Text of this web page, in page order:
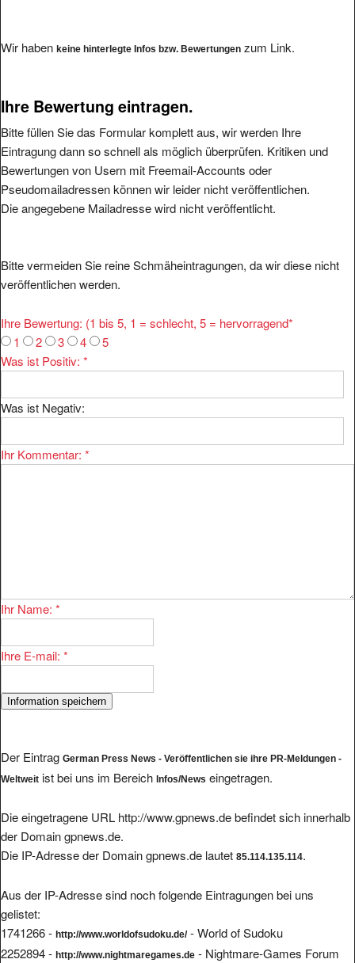
Wir haben keine hinterlegte Infos bzw. Bewertungen zum Link.
Ihre Bewertung eintragen.
Bitte füllen Sie das Formular komplett aus, wir werden Ihre
Eintragung dann so schnell als möglich überprüfen. Kritiken und
Bewertungen von Usern mit Freemail-Accounts oder
Pseudomailadressen können wir leider nicht veröffentlichen.
Die angegebene Mailadresse wird nicht veröffentlicht.
Bitte vermeiden Sie reine Schmäheintragungen, da wir diese nicht
veröffentlichen werden.
Ihre Bewertung: (1 bis 5, 1 = schlecht, 5 = hervorragend*
1
2 3 4
5
Was ist Positiv: *
Was ist Negativ:
Ihr Kommentar: *
Ihr Name: *
Ihre E-mail: *
Der Eintrag German Press News - Veröffentlichen sie ihre PR-Meldungen -
Weltweit ist bei uns im Bereich Infos/News eingetragen.
Die eingetragene URL http://www.gpnews.de befindet sich innerhalb
der Domain gpnews.de.
Die IP-Adresse der Domain gpnews.de lautet 85.114.135.114.
Aus der IP-Adresse sind noch folgende Eintragungen bei uns
gelistet:
1741266 - http://www.worldofsudoku.de/- World of Sudoku
2252894 - http://www.nightmaregames.de - Nightmare-Games Forum